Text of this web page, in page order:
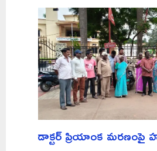
డాక్టర్ ప్రియాంక మరణంపై